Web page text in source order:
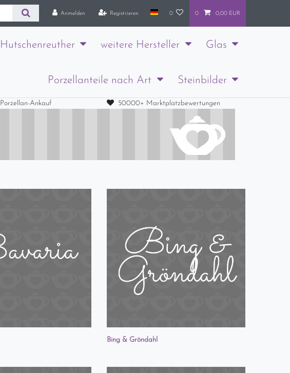
Anmelden Registrieren 0 0 0,00 EUR
Hutschenreuther weitere Hersteller Glas
Porzellanteile nach Art Steinbilder
Porzellan-Ankauf 50000+ Marktplatzbewertungen
Bing & Gröndahl